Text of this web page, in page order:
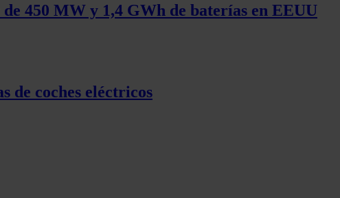
450 MW y 1,4 GWh de baterías en EEUU
de coches eléctricos